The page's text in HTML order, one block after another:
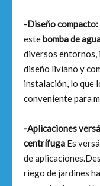
-Diseño compacto:
estebomba de
diversos entornos,
diseño liviano y
instalación, lo que
conveniente para
-Aplicaciones
centrífuga Es
de
riego de jardines